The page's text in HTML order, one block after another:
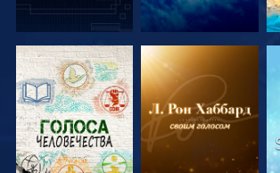
СМОТРЕТЬ
ПЕРЕДАЧИ
СМОТРЕТЬ
ПЕРЕДАЧИ